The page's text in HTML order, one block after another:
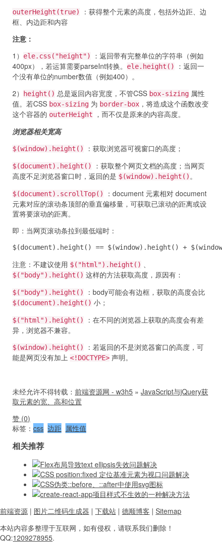
outerHeight(true)
：获得整个元素的高度，包括外边距、边
框、内边距和内容
注意：
1）
ele.css("height")
：返回带有完整单位的字符串（例如
400px），若运算需要parseInt转换。
ele.height()
：返回一
个没有单位的number数值（例如400）。
2）
height() 总是返回内容宽度，不管CSS box-sizing 属性
值。若CSS box-sizing 为 border-box ，将造成这个函数改变
这个容器的 outerHeight
，而不仅是原来的内容高度。
浏览器相关宽高
$(window).height() ：获取浏览器可视窗口的高度；
$(document).height()
：获取整个网页文档的高度；当网页
高度不足浏览器窗口时，返回的是 $(window).height() 。
$(document).scrollTop()
：document 元素相对 document
元素对应的滚动条顶部的垂直偏移量，可获取已滚动的距离或设
置将要滚动的距离。
即：当网页滚动条拉到最低端时：
$(document).height() == $(window).height() +
注意：不建议使用 $("html").height()
$("body").height() 这样的方法获取高度，原因有：
$("body").height() ：body可能会有边框，获取的高度会比
$(document).height() 小；
$("html").height()
：在不同的浏览器上获取的高度会有差
异，浏览器不兼容。
$(window).height()
：若返回的不是浏览器窗口的高度，可
能是网页没有加上 <!DOCTYPE> 声明。
未经允许不得转载： 前端资源网 - w3h5 » JavaScript与jQuery获
取元素的宽、高和位置
赞 (0)
标签： css 边距 属性值
相关推荐
Flex布局导致text ellipsis失效问题解决
CSS position:fixed 定位基准元素为视口问题解决
CSS伪类::before、::after中使用svg图标
create-react-app项目样式不生效的一种解决方法
前端资源 | 图片二维码生成器 | 下载站 | 德顺博客 | Sitemap
本站内容多整理于互联网， 如有侵权，请联系我们删除！
QQ:1209278955.